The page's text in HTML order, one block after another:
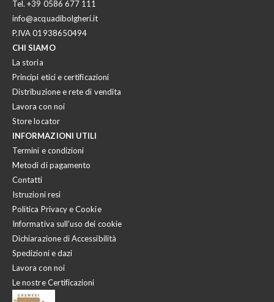
Tel.+39 0586 677 111
info@acquadibolgheri.it
P.IVA 01938650494
CHI SIAMO
La storia
Principi etici e certificazioni
Distribuzione e rete di vendita
Lavora con noi
Store locator
INFORMAZIONI UTILI
Termini e condizioni
Metodi di pagamento
Contatti
Istruzioni resi
Politica Privacy e Cookie
Informativa sull'uso dei cookie
Dichiarazione di Accessibilità
Spedizioni e dazi
Lavora con noi
Le nostre Certificazioni